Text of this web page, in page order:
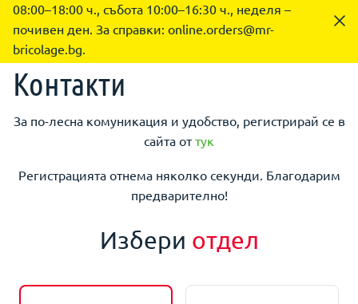
08:00–18:00 ч., събота 10:00–16:30 ч., неделя –
почивен ден. За справки: online.orders@mr-
bricolage.bg.
Контакти
За по-лесна комуникация и удобство, регистрирай се в
сайта оттук
Регистрацията отнема няколко секунди. Благодарим
предварително!
Избери отдел